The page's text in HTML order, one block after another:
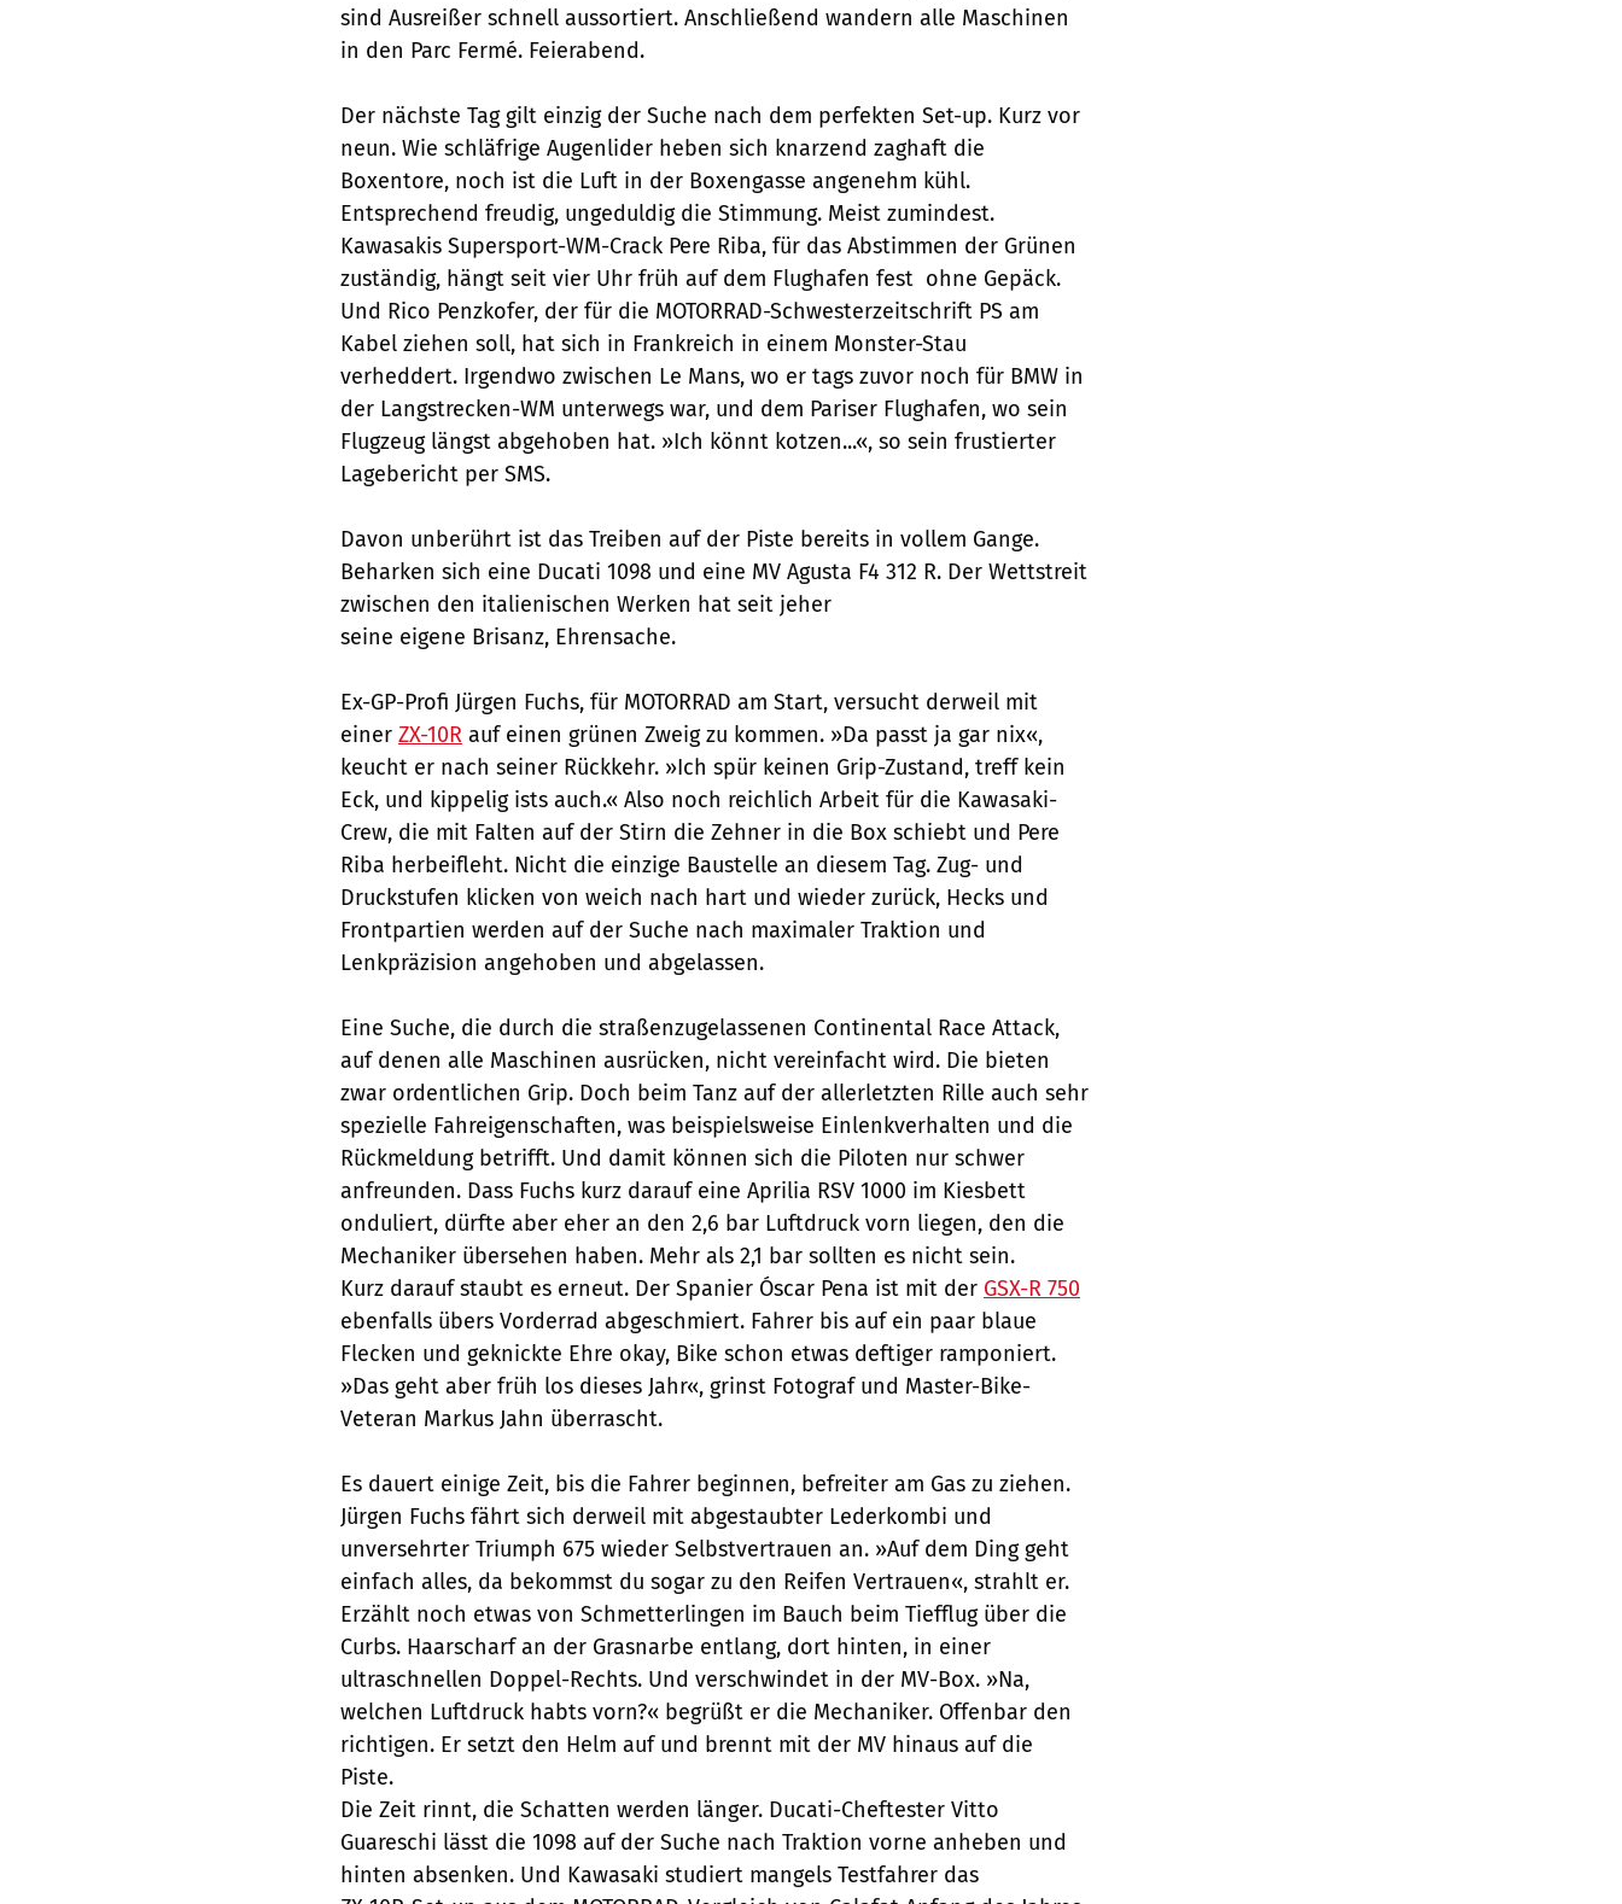
sind Ausreißer schnell aussortiert. Anschließend wandern alle Maschinen
in den Parc Fermé. Feierabend.
Der nächste Tag gilt einzig der Suche nach dem perfekten Set-up. Kurz vor
neun. Wie schläfrige Augenlider heben sich knarzend zaghaft die
Boxentore, noch ist die Luft in der Boxengasse angenehm kühl.
Entsprechend freudig, ungeduldig die Stimmung. Meist zumindest.
Kawasakis Supersport-WM-Crack Pere Riba, für das Abstimmen der Grünen
zuständig, hängt seit vier Uhr früh auf dem Flughafen fest  ohne Gepäck.
Und Rico Penzkofer, der für die MOTORRAD-Schwesterzeitschrift PS am
Kabel ziehen soll, hat sich in Frankreich in einem Monster-Stau
verheddert. Irgendwo zwischen Le Mans, wo er tags zuvor noch für BMW in
der Langstrecken-WM unterwegs war, und dem Pariser Flughafen, wo sein
Flugzeug längst abgehoben hat. »Ich könnt kotzen...«, so sein frustierter
Lagebericht per SMS.
Davon unberührt ist das Treiben auf der Piste bereits in vollem Gange.
Beharken sich eine Ducati 1098 und eine MV Agusta F4 312 R. Der Wettstreit
zwischen den italienischen Werken hat seit jeher
seine eigene Brisanz, Ehrensache.
Ex-GP-Profi Jürgen Fuchs, für MOTORRAD am Start, versucht derweil mit
einer ZX-10R auf einen grünen Zweig zu kommen. »Da passt ja gar nix«,
keucht er nach seiner Rückkehr. »Ich spür keinen Grip-Zustand, treff kein
Eck, und kippelig ists auch.« Also noch reichlich Arbeit für die Kawasaki-
Crew, die mit Falten auf der Stirn die Zehner in die Box schiebt und Pere
Riba herbeifleht. Nicht die einzige Baustelle an diesem Tag. Zug- und
Druckstufen klicken von weich nach hart und wieder zurück, Hecks und
Frontpartien werden auf der Suche nach maximaler Traktion und
Lenkpräzision angehoben und abgelassen.
Eine Suche, die durch die straßenzugelassenen Continental Race Attack,
auf denen alle Maschinen ausrücken, nicht vereinfacht wird. Die bieten
zwar ordentlichen Grip. Doch beim Tanz auf der allerletzten Rille auch sehr
spezielle Fahreigenschaften, was beispielsweise Einlenkverhalten und die
Rückmeldung betrifft. Und damit können sich die Piloten nur schwer
anfreunden. Dass Fuchs kurz darauf eine Aprilia RSV 1000 im Kiesbett
onduliert, dürfte aber eher an den 2,6 bar Luftdruck vorn liegen, den die
Mechaniker übersehen haben. Mehr als 2,1 bar sollten es nicht sein.
Kurz darauf staubt es erneut. Der Spanier Óscar Pena ist mit der GSX-R 750
ebenfalls übers Vorderrad abgeschmiert. Fahrer bis auf ein paar blaue
Flecken und geknickte Ehre okay, Bike schon etwas deftiger ramponiert.
»Das geht aber früh los dieses Jahr«, grinst Fotograf und Master-Bike-
Veteran Markus Jahn überrascht.
Es dauert einige Zeit, bis die Fahrer beginnen, befreiter am Gas zu ziehen.
Jürgen Fuchs fährt sich derweil mit abgestaubter Lederkombi und
unversehrter Triumph 675 wieder Selbstvertrauen an. »Auf dem Ding geht
einfach alles, da bekommst du sogar zu den Reifen Vertrauen«, strahlt er.
Erzählt noch etwas von Schmetterlingen im Bauch beim Tiefflug über die
Curbs. Haarscharf an der Grasnarbe entlang, dort hinten, in einer
ultraschnellen Doppel-Rechts. Und verschwindet in der MV-Box. »Na,
welchen Luftdruck habts vorn?« begrüßt er die Mechaniker. Offenbar den
richtigen. Er setzt den Helm auf und brennt mit der MV hinaus auf die
Piste.
Die Zeit rinnt, die Schatten werden länger. Ducati-Cheftester Vitto
Guareschi lässt die 1098 auf der Suche nach Traktion vorne anheben und
hinten absenken. Und Kawasaki studiert mangels Testfahrer das